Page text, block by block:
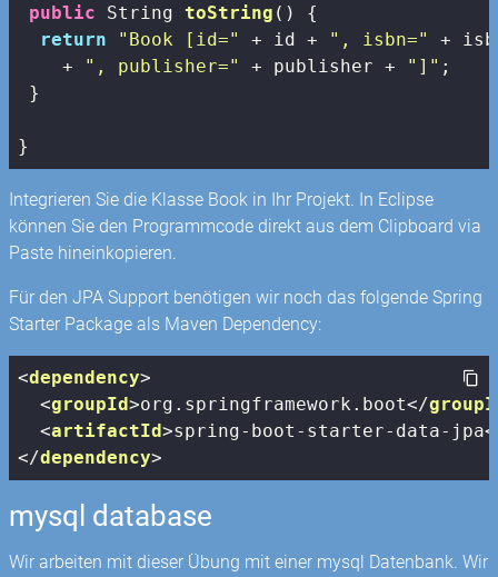
public String toString ()
{
return
"Book [id=" + id + ", isbn="
+
    +
", publisher=" + publisher + "]" ;
}
}
Integrieren Sie die Klasse Book in Ihr Projekt. In Eclipse
können Sie den Programmcode direkt aus dem Clipboard via
Paste hineinkopieren.
Für den JPA Support benötigen wir noch das folgende Spring
Starter Package als Maven Dependency:
<dependency>
<groupId>org.springframework.boot</
<artifactId>spring-boot-starter-data-jpa
</dependency>
mysql database
Wir arbeiten mit dieser Übung mit einer mysql Datenbank. Wir